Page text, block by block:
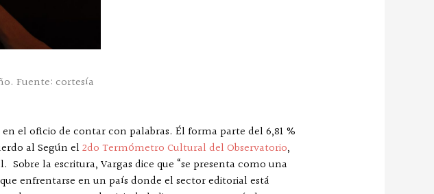
Fuente: cortesía
el oficio de contar con palabras. Él forma parte del 6,81 %
al Según el 2do Termómetro Cultural del Observatorio,
la escritura, Vargas dice que “se presenta como una
enfrentarse en un país donde el sector editorial está